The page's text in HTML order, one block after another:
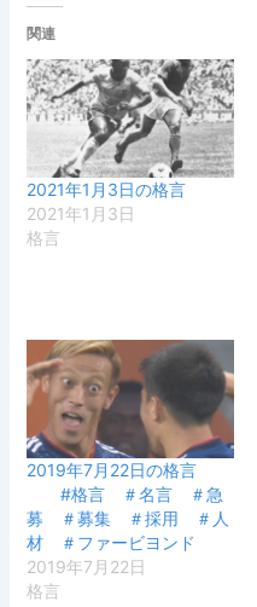
関連
2021年1月3日の格言
2021年1月3日
格言
2019年7月22日の格言
#格言 ＃名言 ＃急
募 ＃募集 ＃採用 ＃人
材 ＃ファービヨンド
2019年7月22日
格言